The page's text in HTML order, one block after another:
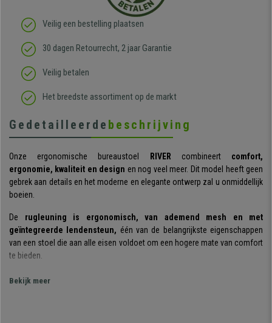
Veilig een bestelling plaatsen
30 dagen Retourrecht, 2 jaar Garantie
Veilig betalen
Het breedste assortiment op de markt
Gedetailleerde beschrijving
Onze ergonomische bureaustoel RIVER combineert comfort,
ergonomie, kwaliteit en design en nog veel meer. Dit model heeft geen
gebrek aan details en het moderne en elegante ontwerp zal u onmiddellijk
boeien.
De rugleuning is ergonomisch, van ademend mesh en met
geïntegreerde lendensteun, één van de belangrijkste eigenschappen
van een stoel die aan alle eisen voldoet om een hogere mate van comfort
te bieden.
Hoe kan het ook anders, het
Bekijk meer